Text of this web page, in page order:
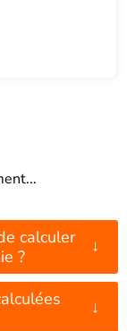
calculer
?
↓
↓